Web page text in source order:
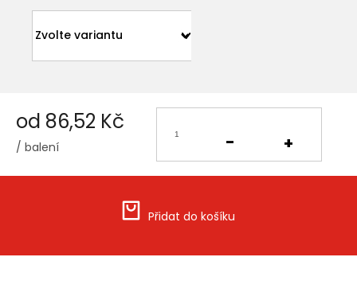
od 86,52 Kč
/ balení
cena:
Přidat do košíku